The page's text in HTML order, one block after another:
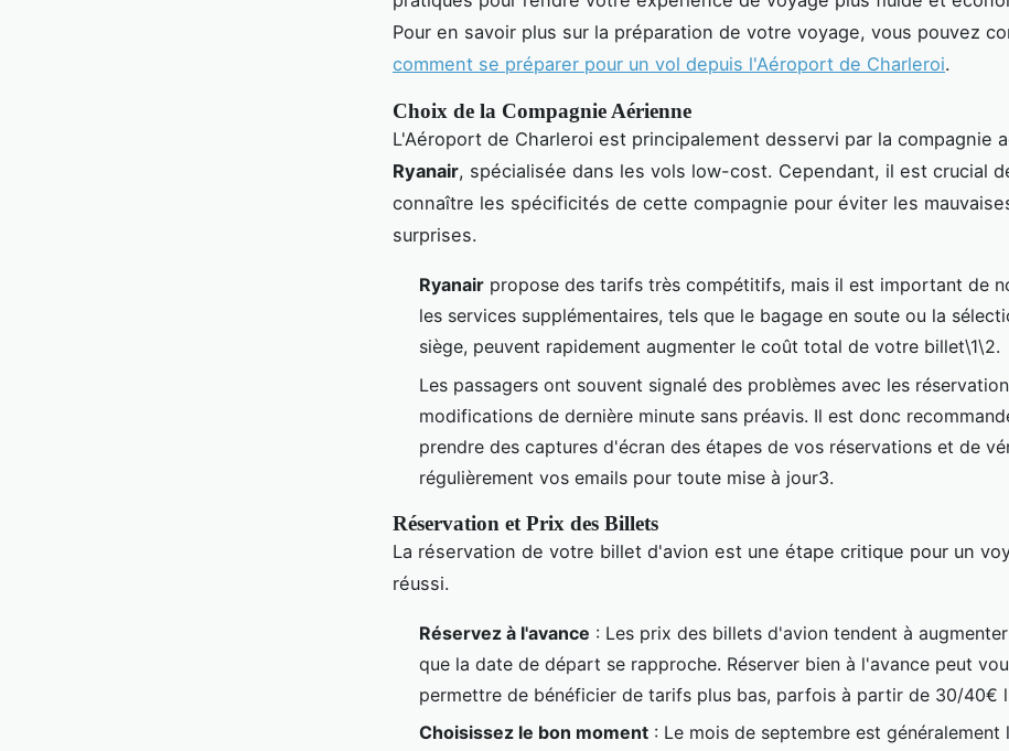
Pour en savoir plus sur la préparation de votre voyage, vous pouvez
comment se préparer pour un vol depuis l'Aéroport de Charleroi.
Choix de la Compagnie Aérienne
L'Aéroport de Charleroi est principalement desservi par la compagnie
Ryanair, spécialisée dans les vols low-cost. Cependant, il est crucial
connaître les spécificités de cette compagnie pour éviter les
surprises.
Ryanair propose des tarifs très compétitifs, mais il est important de
les services supplémentaires, tels que le bagage en soute ou la
siège, peuvent rapidement augmenter le coût total de votre billet\1\2.
Les passagers ont souvent signalé des problèmes avec les
modifications de dernière minute sans préavis. Il est donc
prendre des captures d'écran des étapes de vos réservations et de
régulièrement vos emails pour toute mise à jour3.
Réservation et Prix des Billets
La réservation de votre billet d'avion est une étape critique pour un
réussi.
Réservez à l'avance : Les prix des billets d'avion tendent à
que la date de départ se rapproche. Réserver bien à l'avance peut
permettre de bénéficier de tarifs plus bas, parfois à partir de 30/40€
Choisissez le bon moment : Le mois de septembre est généralement